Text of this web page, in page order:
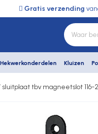
Gratis verzending
Hekwerkonderdelen Kluizen
sluitplaat tbv magneetslot 116-